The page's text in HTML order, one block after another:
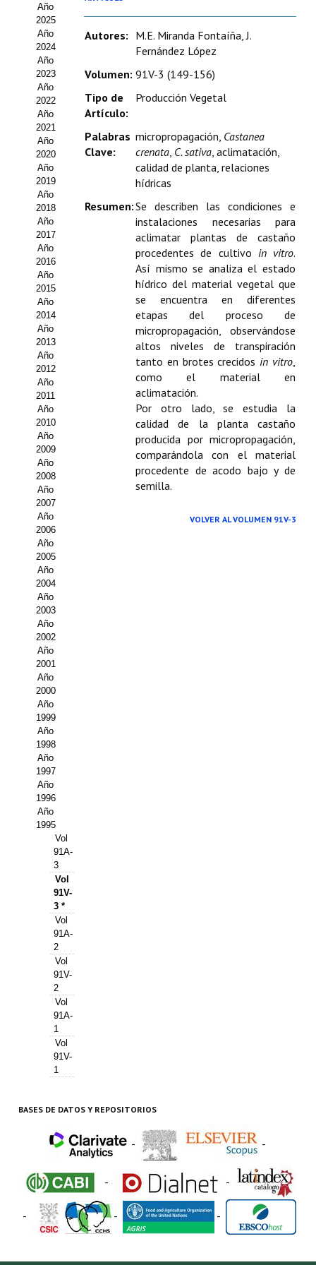
Estatutos
Hacerse socio
Noticias
Galería de Fotos
Web AIDA 2.0
REVISTA ITEA
Presentación ITEA
Equipo Editorial
Leer revista ITEA
Directrices para autores/as
Políticas Editoriales
Propuesta Volumen Especial
Sello Calidad FECYT
Premio Prensa Agraria
Buscador de Artículos
JORNADAS AIDA
Presentación Jornadas
Comunicaciones
Jornadas PAM 2026
Premio Jóvenes Investigadores
Buscador de Comunicaciones
Buscador de Comunicaciones
CONTACTO
BUSCADOR
Año
2025
Año
2024
Año
2023
Año
2022
Año
2021
Año
2020
Año
2019
Año
2018
Año
2017
Año
2016
Año
2015
Año
2014
Año
2013
Año
2012
Año
2011
Año
2010
Año
2009
Año
2008
Año
2007
Año
2006
Año
2005
Año
2004
Año
2003
Año
2002
Año
2001
Año
2000
Año
1999
Año
1998
Año
1997
Año
1996
Año
1995
Vol
91A-
3
Vol
91V-
3 *
Vol
91A-
2
Vol
91V-
2
Vol
91A-
1
Vol
91V-
1
Autores: M.E. Miranda Fontaíña, J.
Fernández López
Volumen: 91V-3 (149-156)
Tipo de
Artículo:
Producción Vegetal
Palabras
Clave:
micropropagación, Castanea
crenata, C. sativa, aclimatación,
calidad de planta, relaciones
hídricas
Resumen:Se describen las condiciones e
instalaciones necesarias para
aclimatar plantas de castaño
procedentes de cultivo in vitro.
Así mismo se analiza el estado
hídrico del material vegetal que
se encuentra en diferentes
etapas del proceso de
micropropagación, observándose
altos niveles de transpiración
tanto en brotes crecidos in vitro,
como el material en
aclimatación.
Por otro lado, se estudia la
calidad de la planta castaño
producida por micropropagación,
comparándola con el material
procedente de acodo bajo y de
semilla.
VOLVER AL VOLUMEN 91V-3
BASES DE DATOS Y REPOSITORIOS
- -
- -
- - -